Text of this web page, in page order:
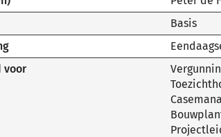
Basis
voor